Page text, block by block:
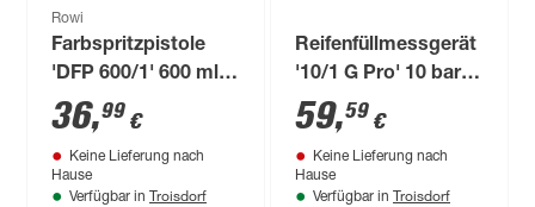
Rowi
Farbspritzpistole
'DFP 600/1' 600 ml,
200 l/min
36,99 €
Keine Lieferung nach
Hause
Verfügbar in Troisdorf
Reifenfüllmessgerät
'10/1 G Pro' 10 bar,
geeicht
59,59 €
Keine Lieferung nach
Hause
Verfügbar in Troisdorf